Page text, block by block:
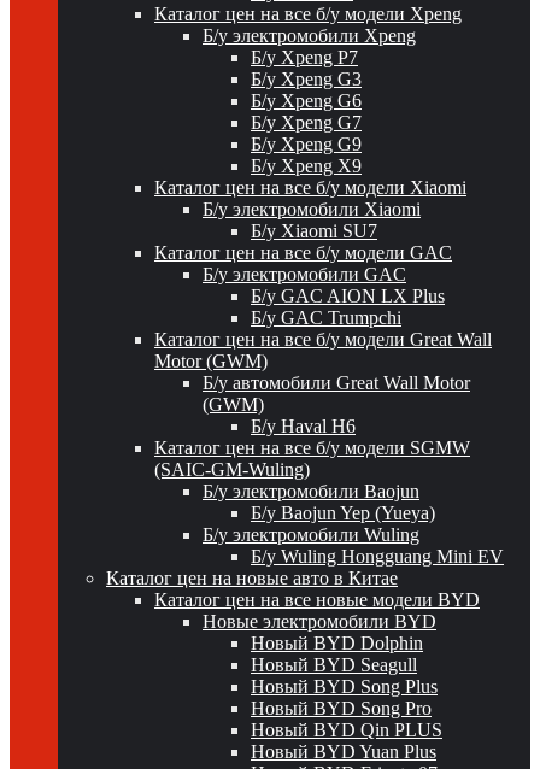
Каталог цен на все б/у модели Xpeng
Б/у электромобили Xpeng
Б/у Xpeng P7
Б/у Xpeng G3
Б/у Xpeng G6
Б/у Xpeng G7
Б/у Xpeng G9
Б/у Xpeng X9
Каталог цен на все б/у модели Xiaomi
Б/у электромобили Xiaomi
Б/у Xiaomi SU7
Каталог цен на все б/у модели GAC
Б/у электромобили GAC
Б/у GAC AION LX Plus
Б/у GAC Trumpchi
Каталог цен на все б/у модели Great Wall
Motor (GWM)
Б/у автомобили Great Wall Motor
(GWM)
Б/у Haval H6
Каталог цен на все б/у модели SGMW
(SAIC-GM-Wuling)
Б/у электромобили Baojun
Б/у Baojun Yep (Yueya)
Б/у электромобили Wuling
Б/у Wuling Hongguang Mini EV
Каталог цен на новые авто в Китае
Каталог цен на все новые модели BYD
Новые электромобили BYD
Новый BYD Dolphin
Новый BYD Seagull
Новый BYD Song Plus
Новый BYD Song Pro
Новый BYD Qin PLUS
Новый BYD Yuan Plus